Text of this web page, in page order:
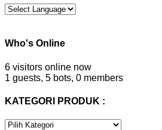
Who's Online
6 visitors online now
1 guests, 5 bots, 0 members
KATEGORI PRODUK :
KATEGORI